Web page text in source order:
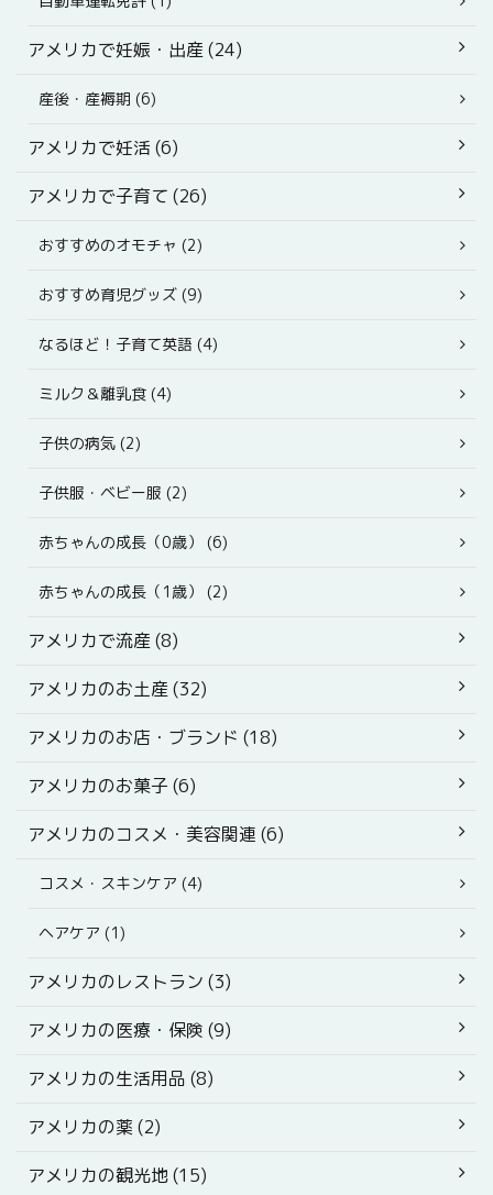
アメリカで妊娠・出産 (24)
産後・産褥期 (6)
アメリカで妊活 (6)
アメリカで子育て (26)
おすすめのオモチャ (2)
おすすめ育児グッズ (9)
なるほど！子育て英語 (4)
ミルク＆離乳食 (4)
子供の病気 (2)
子供服・ベビー服 (2)
赤ちゃんの成長（0歳） (6)
赤ちゃんの成長（1歳） (2)
アメリカで流産 (8)
アメリカのお土産 (32)
アメリカのお店・ブランド (18)
アメリカのお菓子 (6)
アメリカのコスメ・美容関連 (6)
コスメ・スキンケア (4)
ヘアケア (1)
アメリカのレストラン (3)
アメリカの医療・保険 (9)
アメリカの生活用品 (8)
アメリカの薬 (2)
アメリカの観光地 (15)